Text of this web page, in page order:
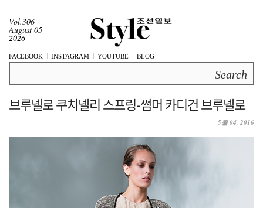
Vol.306
August 05
2026
FACEBOOK INSTAGRAM YOUTUBE BLOG
브루넬로 쿠치넬리 스프링-썸머 카디건 브루넬로
5월 04, 2016